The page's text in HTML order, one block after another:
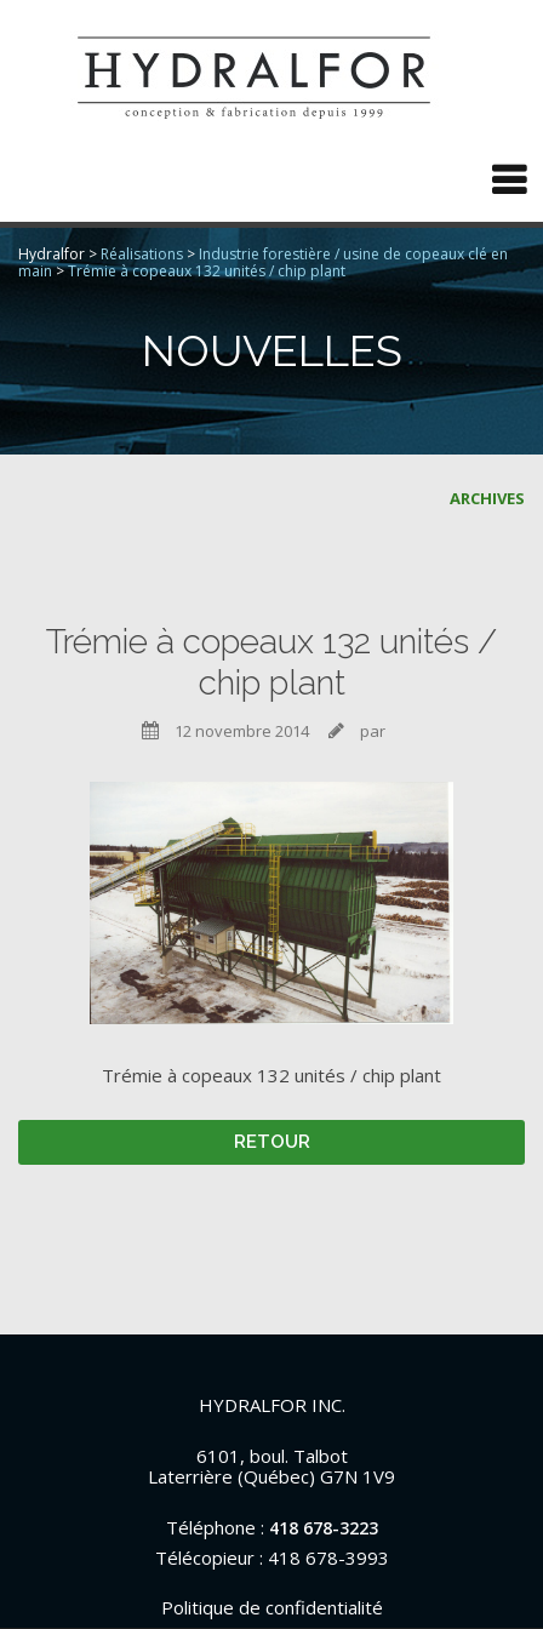

Hydralfor >Réalisations > Industrie forestière / usine de copeaux clé en
main>Trémie à copeaux 132 unités / chip plant
NOUVELLES
ARCHIVES
Trémie à copeaux 132 unités /
chip plant
 12 novembre 2014  par
Trémie à copeaux 132 unités / chip plant
RETOUR
HYDRALFOR INC.
6101, boul. Talbot
Laterrière (Québec) G7N 1V9
Téléphone : 418 678-3223
Télécopieur : 418 678-3993
Politique de confidentialité